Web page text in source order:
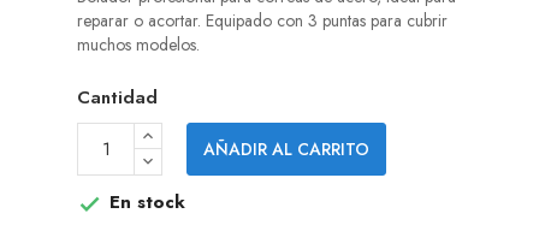
reparar o acortar. Equipado con 3 puntas para cubrir
muchos modelos.
Cantidad
AÑADIR AL CARRITO
 En stock